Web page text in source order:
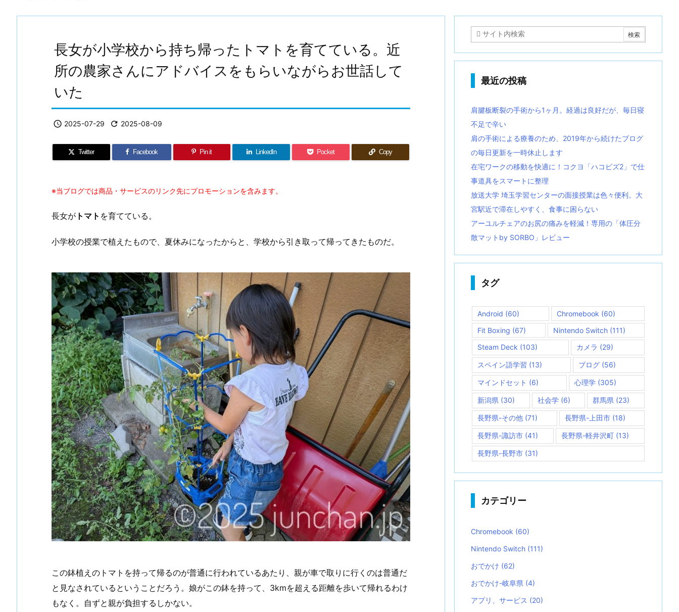
長女が小学校から持ち帰ったトマトを育てている。近
所の農家さんにアドバイスをもらいながらお世話して
いた
 2025-07-29  2025-08-09
Twitter Facebook Pin it LinkedIn Pocket Copy
※当ブログでは商品・サービスのリンク先にプロモーションを含みます。
長女が トマト を育てている。
小学校の授業で植えたもので、夏休みになったからと、学校から引き取って帰ってきたものだ。
この鉢植えのトマトを持って帰るのが普通に行われているあたり、親が車で取りに行くのは普通だ
と見なされているということだろう。娘がこの鉢を持って、3kmを超える距離を歩いて帰れるわけ
もなく。自ずと親が負担するしかない。
最近の投稿
肩腱板断裂の手術から1ヶ月。経過は良好だが、毎日寝
不足で辛い
肩の手術による療養のため、2019年から続けたブログ
の毎日更新を一時休止します
在宅ワークの移動を快適に！コクヨ「ハコビズ2」で仕
事道具をスマートに整理
放送大学 埼玉学習センターの面接授業は色々便利。大
宮駅近で滞在しやすく、食事に困らない
アーユルチェアのお尻の痛みを軽減！専用の「体圧分
散マットby SORBO」レビュー
タグ
Android (60) Chromebook (60)
Fit Boxing (67) Nintendo Switch(111)
Steam Deck (103) カメラ (29)
スペイン語学習 (13) ブログ (56)
マインドセット (6) 心理学 (305)
新潟県 (30) 社会学(6) 群馬県 (23)
長野県-その他 (71) 長野県-上田市(18)
長野県-諏訪市 (41) 長野県-軽井沢町 (13)
長野県-長野市 (31)
カテゴリー
Chromebook (60)
Nintendo Switch (111)
おでかけ (62)
おでかけ-岐阜県 (4)
アプリ、サービス (20)